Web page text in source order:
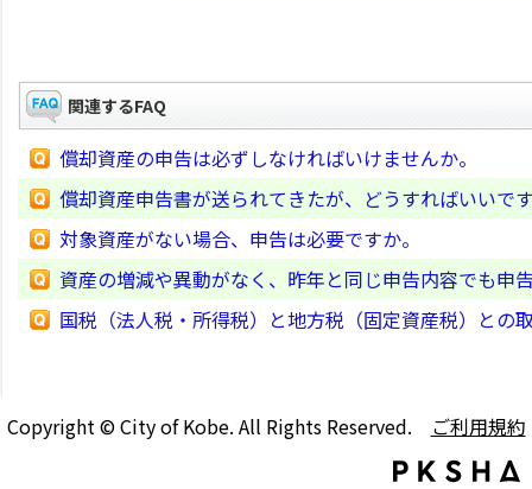
関連するFAQ
償却資産の申告は必ずしなければいけませんか。
償却資産申告書が送られてきたが、どうすればいいで
対象資産がない場合、申告は必要ですか。
資産の増減や異動がなく、昨年と同じ申告内容でも申
国税（法人税・所得税）と地方税（固定資産税）との
Copyright © City of Kobe. All Rights Reserved. ご利用規約